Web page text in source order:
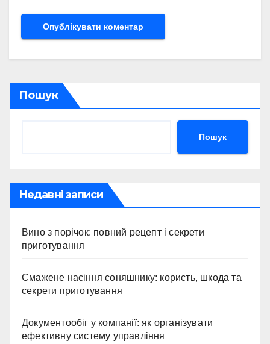
Пошук
Пошук
Недавні записи
Вино з порічок: повний рецепт і секрети
приготування
Смажене насіння соняшнику: користь, шкода та
секрети приготування
Документообіг у компанії: як організувати
ефективну систему управління